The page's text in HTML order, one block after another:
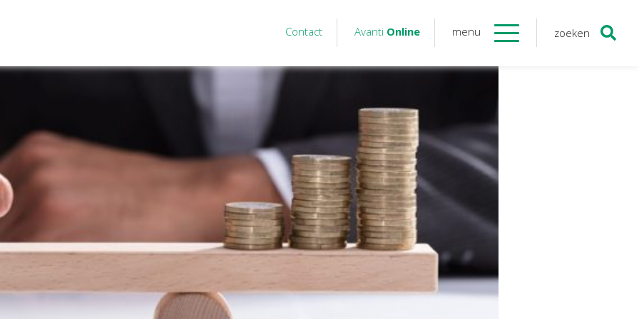
Contact Avanti Online menu zoeken
personeel
advies
Purmerend
Nieuws informatie
Nieuwsbrief
Handige links
Contact
Avanti
Twinfield – Boekhouden
BaseCone – Facturen
Visionplanner – Rapportage
Klantenportaal – Online dossiers
Online Salaris – Salarissen
Nextens-Accorderen aangiften